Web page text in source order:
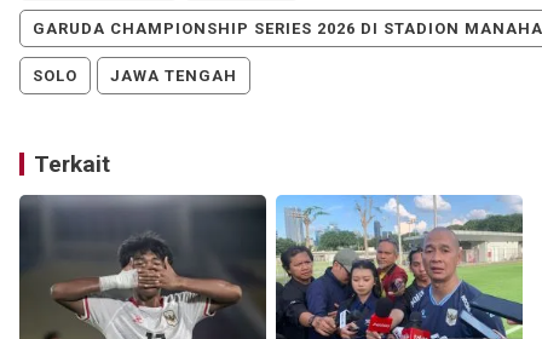
GARUDA CHAMPIONSHIP SERIES 2026 DI STADION
SOLO JAWA TENGAH
Terkait